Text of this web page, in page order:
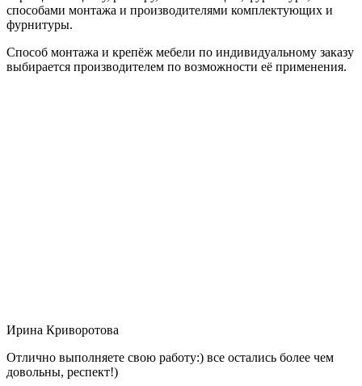
способами монтажа и производителями комплектующих и
фурнитуры.
Способ монтажа и крепёж мебели по индивидуальному заказу
выбирается производителем по возможности её применения.
Ирина Криворотова
Отлично выполняете свою работу:) все остались более чем
довольны, респект!)